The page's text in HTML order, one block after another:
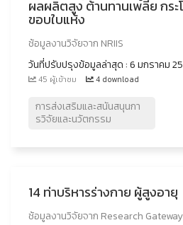
ผลผลิตสูง ต้านทานเพลี้ย กระ
ขอบใบแห้ง
ช้อมูลงานวิจัยจาก NRIIS
วันที่ปรับปรุงข้อมูลล่าสุด : 6 มกราคม
45 ผู้เข้าชม 4 download
การส่งเสริมและสนันสนุนกา
รวิจัยและนวัตกรรม
14 ท่าบริหารร่างกาย ผู้สูงอายุ
ช้อมูลงานวิจัยจาก Research Gateway